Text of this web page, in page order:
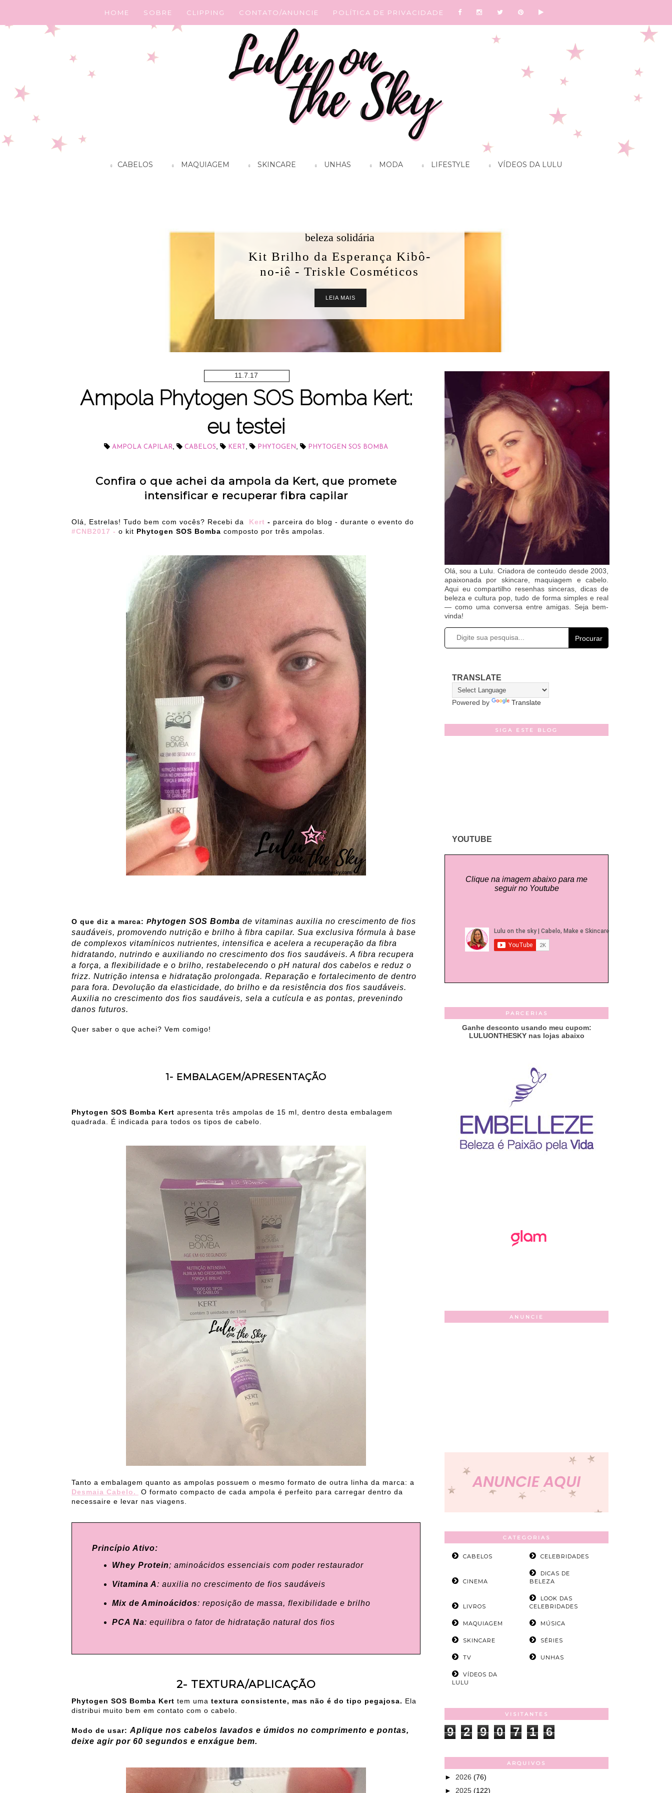
HOME SOBRE CLIPPING CONTATO/ANUNCIE POLÍTICA DE PRIVACIDADE
CABELOS MAQUIAGEM SKINCARE UNHAS MODA LIFESTYLE VÍDEOS DA LULU
beleza solidária
Kit Brilho da Esperança Kibô-
no-iê - Triskle Cosméticos
LEIA MAIS
11.7.17
Ampola Phytogen SOS Bomba Kert:
eu testei
AMPOLA CAPILAR CABELOS KERT PHYTOGEN PHYTOGEN SOS BOMBA
Confira o que achei da ampola da Kert, que promete
intensificar e recuperar fibra capilar
Olá, Estrelas! Tudo bem com vocês? Recebi da Kert - parceira do blog - durante o evento do
#CNB2017 - o kit Phytogen SOS Bomba composto por três ampolas.
O que diz a marca: Phytogen SOS Bomba de vitaminas auxilia no crescimento de fios
saudáveis, promovendo nutrição e brilho à fibra capilar. Sua exclusiva fórmula à base
de complexos vitamínicos nutrientes, intensifica e acelera a recuperação da fibra
hidratando, nutrindo e auxiliando no crescimento dos fios saudáveis. A fibra recupera
a força, a flexibilidade e o brilho, restabelecendo o pH natural dos cabelos e reduz o
frizz. Nutrição intensa e hidratação prolongada. Reparação e fortalecimento de dentro
para fora. Devolução da elasticidade, do brilho e da resistência dos fios saudáveis.
Auxilia no crescimento dos fios saudáveis, sela a cutícula e as pontas, prevenindo
danos futuros.
Quer saber o que achei? Vem comigo!
1- EMBALAGEM/APRESENTAÇÃO
Phytogen SOS Bomba Kert apresenta três ampolas de 15 ml, dentro desta embalagem
quadrada. É indicada para todos os tipos de cabelo.
Tanto a embalagem quanto as ampolas possuem o mesmo formato de outra linha da marca: a
Desmaia Cabelo.
O formato compacto de cada ampola é perfeito para carregar dentro da
necessaire e levar nas viagens.
Princípio Ativo:
Whey Protein; aminoácidos essenciais com poder restaurador
Vitamina A: auxilia no crescimento de fios saudáveis
Mix de Aminoácidos: reposição de massa, flexibilidade e brilho
PCA Na: equilibra o fator de hidratação natural dos fios
2- TEXTURA/APLICAÇÃO
Phytogen SOS Bomba Kert tem uma textura consistente, mas não é do tipo pegajosa. Ela
distribui muito bem em contato com o cabelo.
Modo de usar: Aplique nos cabelos lavados e úmidos no comprimento e pontas,
deixe agir por 60 segundos e enxágue bem.
Olá, sou a Lulu. Criadora de conteúdo desde 2003,
apaixonada por skincare, maquiagem e cabelo.
Aqui eu compartilho resenhas sinceras, dicas de
beleza e cultura pop, tudo de forma simples e real
— como uma conversa entre amigas. Seja bem-
vinda!
Procurar
TRANSLATE
Powered by Translate
SIGA ESTE BLOG
YOUTUBE
Clique na imagem abaixo para me
seguir no Youtube
PARCERIAS
Ganhe desconto usando meu cupom:
LULUONTHESKY nas lojas abaixo
ANUNCIE
CATEGORIAS
CABELOS CELEBRIDADES
CINEMA
DICAS DE
BELEZA
LIVROS
LOOK DAS
CELEBRIDADES
MAQUIAGEM MÚSICA
SKINCARE SÉRIES
TV UNHAS
VÍDEOS DA
LULU
VISITANTES
9 2 9 0 7 1 6
ARQUIVOS
► 2026 (76)
► 2025 (122)